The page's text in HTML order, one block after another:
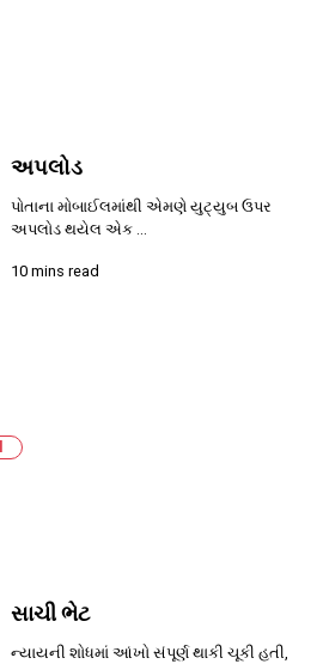
અપલોડ
પોતાના મોબાઈલમાંથી એમણે યુટ્યુબ ઉપર
અપલોડ થયેલ એક ...
10 mins read
સાચી ભેટ
ન્યાયની શોધમાં આંખો સંપૂર્ણ થાકી ચૂકી હતી,